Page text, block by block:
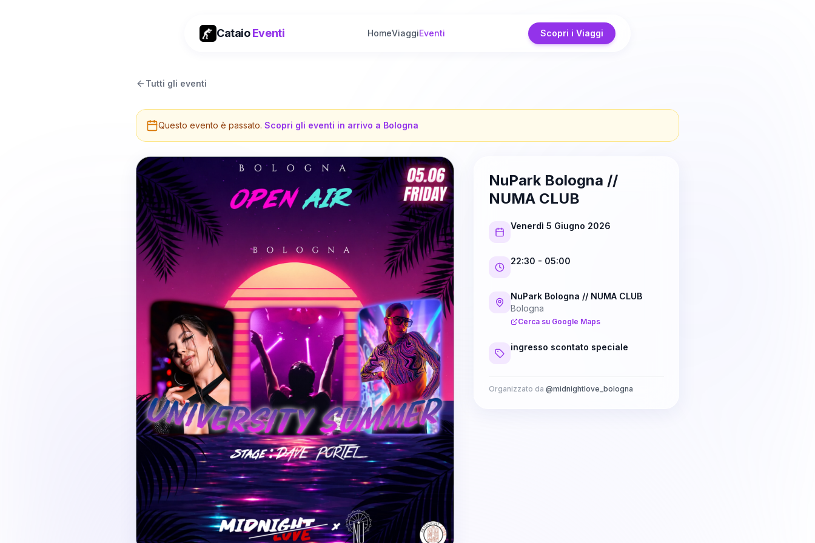
CataioEventi HomeViaggiEventi Scopri i Viaggi
Tutti gli eventi
Questo evento è passato. Scopri gli eventi in arrivo a Bologna
NuPark Bologna //
NUMA CLUB
Venerdì 5 Giugno 2026
22:30 - 05:00
NuPark Bologna // NUMA CLUB
Bologna
Cerca su Google Maps
ingresso scontato speciale
Organizzato da @midnightlove_bologna